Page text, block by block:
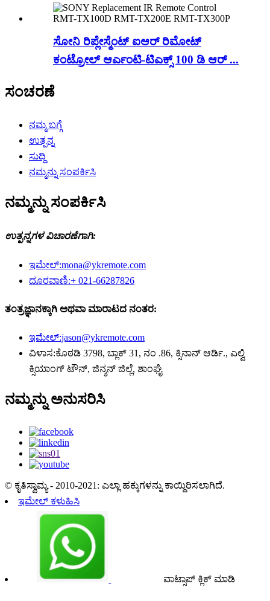
ಸೋನಿ ರಿಪ್ಲೇಸ್ಮೆಂಟ್ ಐಆರ್ ರಿಮೋಟ್
ಕಂಟ್ರೋಲ್ ಆರ್ಎಂಟಿ-ಟಿಎಕ್ಸ್ 100 ಡಿ ಆರ್ ...
ಸಂಚರಣೆ
ನಮ್ಮ ಬಗ್ಗೆ
ಉತ್ಪನ್ನ
ಸುದ್ದಿ
ನಮ್ಮನ್ನು ಸಂಪರ್ಕಿಸಿ
ನಮ್ಮನ್ನು ಸಂಪರ್ಕಿಸಿ
ಉತ್ಪನ್ನಗಳ ವಿಚಾರಣೆಗಾಗಿ:
ಇಮೇಲ್:mona@ykremote.com
ದೂರವಾಣಿ:+ 021-66287826
ತಂತ್ರಜ್ಞಾನಕ್ಕಾಗಿ ಅಥವಾ ಮಾರಾಟದ ನಂತರ:
ಇಮೇಲ್:jason@ykremote.com
ವಿಳಾಸ:ಕೊಠಡಿ 3798, ಬ್ಲಾಕ್ 31, ನಂ .86, ಕ್ಸಿನಾನ್ ಆರ್ಡಿ., ಎಲ್ವಿ
ಕ್ಸಿಯಾಂಗ್ ಟೌನ್, ಜಿನ್ಶನ್ ಜಿಲ್ಲೆ, ಶಾಂಘೈ
ನಮ್ಮನ್ನು ಅನುಸರಿಸಿ
© ಕೃತಿಸ್ವಾಮ್ಯ - 2010-2021: ಎಲ್ಲಾ ಹಕ್ಕುಗಳನ್ನು ಕಾಯ್ದಿರಿಸಲಾಗಿದೆ.
ಇಮೇಲ್ ಕಳುಹಿಸಿ
ವಾಟ್ಸಾಪ್ ಕ್ಲಿಕ್ ಮಾಡಿ